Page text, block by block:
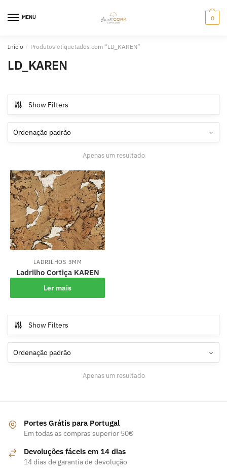
MENU 0
Início / Produtos etiquetados com “LD_KAREN”
LD_KAREN
Show Filters
Apenas um resultado
LADRILHOS 3MM
Ladrilho Cortiça KAREN
Ler mais
Show Filters
Apenas um resultado
Portes Grátis para Portugal
Em todas as compras superior 50€
Devoluções fáceis em 14 dias
14 dias de garantia de devolução